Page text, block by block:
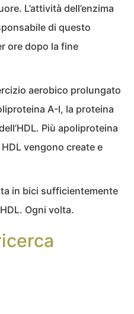
L’attività dell’enzima
di questo
ore dopo la fine
aerobico prolungato
A-I, la proteina
Più apoliproteina
vengono create e
in bici sufficientemente
Ogni volta.